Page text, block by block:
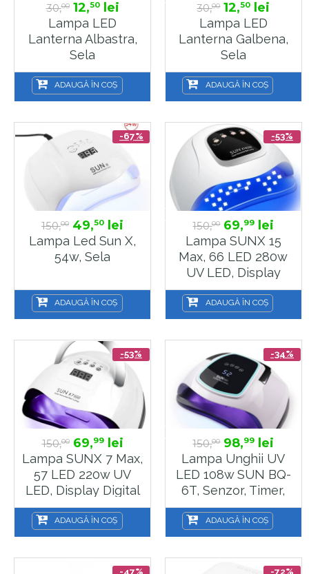
30,00 12,50lei
Lampa LED
Lanterna Albastra,
Sela
ADAUGĂ ÎN COȘ
30,00 12,50 lei
Lampa LED
Lanterna Galbena,
Sela
ADAUGĂ ÎN COȘ
-67%
150,00 49,50 lei
Lampa Led Sun X,
54w, Sela
ADAUGĂ ÎN COȘ
-53%
150,00 69,99 lei
Lampa SUNX 15
Max, 66 LED 280w
UV LED, Display
Digital – Uscare
Rapida, Sela
ADAUGĂ ÎN COȘ
-53%
150,00 69,99lei
Lampa SUNX 7 Max,
57 LED 220w UV
LED, Display Digital
– Uscare Rapida,
Sela
ADAUGĂ ÎN COȘ
-34%
150,00 98,99 lei
Lampa Unghii UV
LED 108w SUN BQ-
6T, Senzor, Timer,
UV LED, Display
Digital, Sela
ADAUGĂ ÎN COȘ
-47% -72%